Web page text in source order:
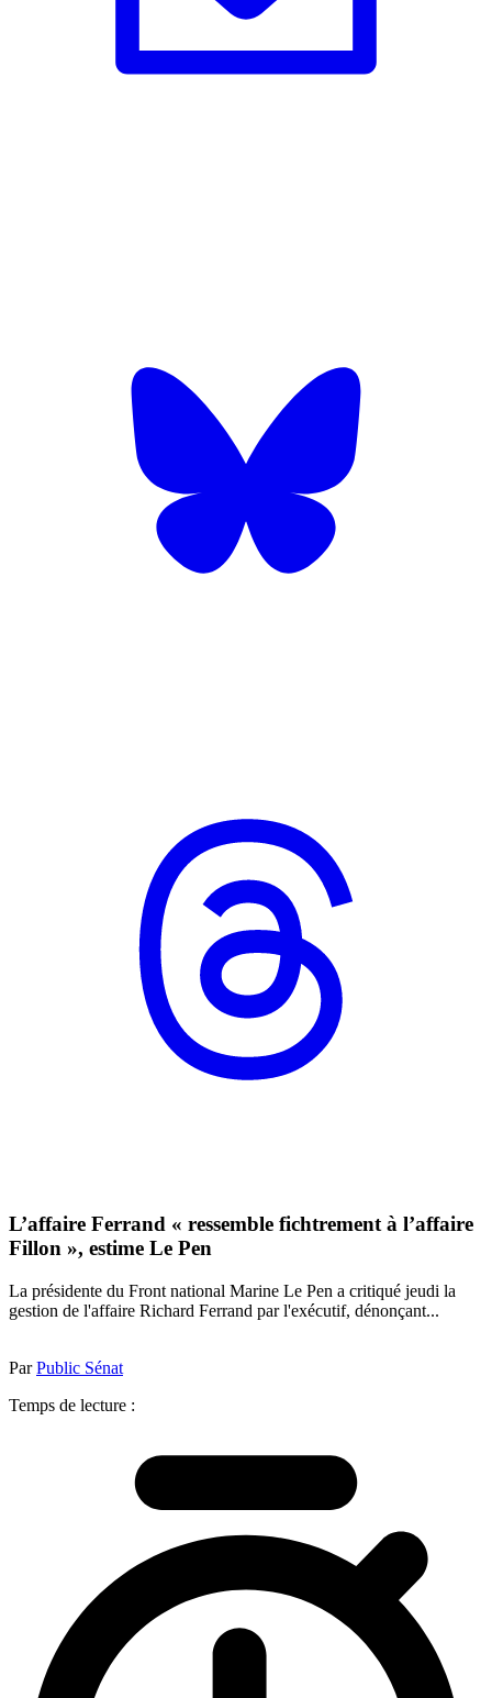
L’affaire Ferrand « ressemble fichtrement à l’affaire
Fillon », estime Le Pen
La présidente du Front national Marine Le Pen a critiqué jeudi la
gestion de l'affaire Richard Ferrand par l'exécutif, dénonçant...
ParPublic Sénat
Temps de lecture :